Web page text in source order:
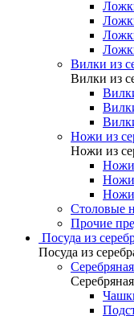
Вилки из
Вилки из
Ножи из
Ножи из
Ножи
Ножи
Ножи
Столовые
Прочие
Посуда из
Посуда из